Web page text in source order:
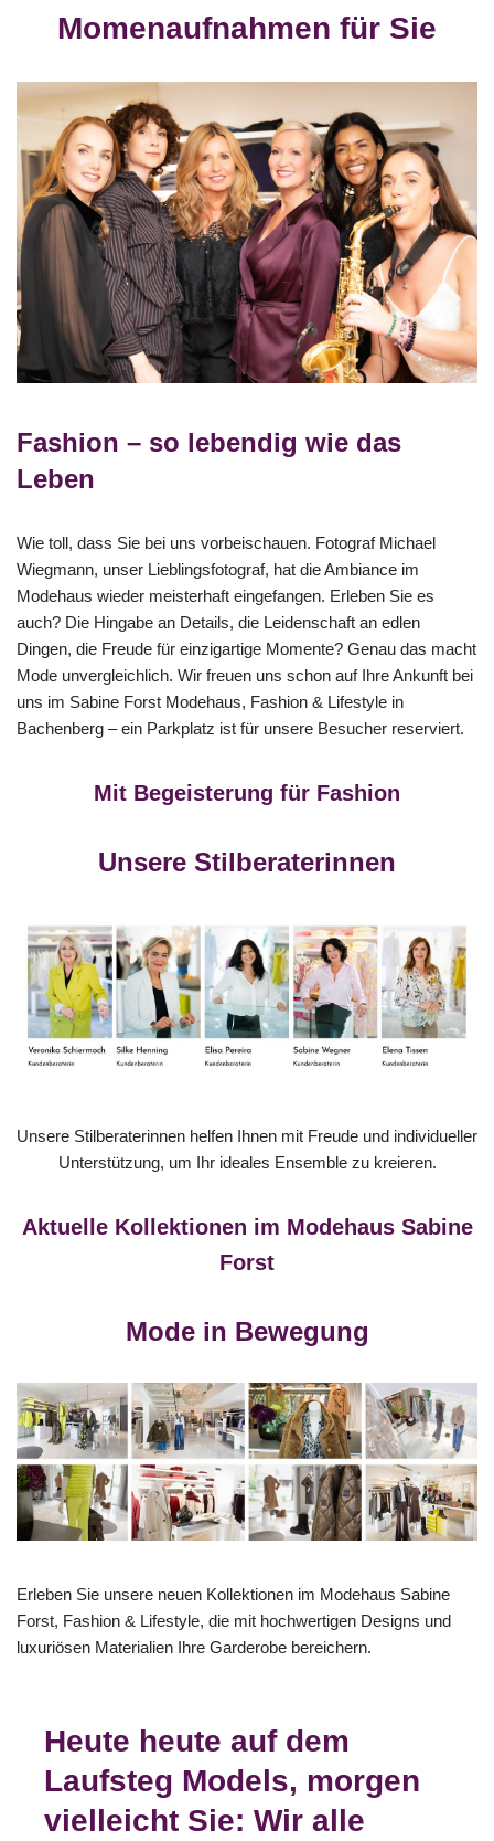
Momenaufnahmen für Sie
Fashion – so lebendig wie das
Leben
Wie toll, dass Sie bei uns vorbeischauen. Fotograf Michael
Wiegmann, unser Lieblingsfotograf, hat die Ambiance im
Modehaus wieder meisterhaft eingefangen. Erleben Sie es
auch? Die Hingabe an Details, die Leidenschaft an edlen
Dingen, die Freude für einzigartige Momente? Genau das macht
Mode unvergleichlich. Wir freuen uns schon auf Ihre Ankunft bei
uns im Sabine Forst Modehaus, Fashion & Lifestyle in
Bachenberg – ein Parkplatz ist für unsere Besucher reserviert.
Mit Begeisterung für Fashion
Unsere Stilberaterinnen
Unsere Stilberaterinnen helfen Ihnen mit Freude und individueller
Unterstützung, um Ihr ideales Ensemble zu kreieren.
Aktuelle Kollektionen im Modehaus Sabine
Forst
Mode in Bewegung
Erleben Sie unsere neuen Kollektionen im Modehaus Sabine
Forst, Fashion & Lifestyle, die mit hochwertigen Designs und
luxuriösen Materialien Ihre Garderobe bereichern.
Heute heute auf dem
Laufsteg Models, morgen
vielleicht Sie: Wir alle